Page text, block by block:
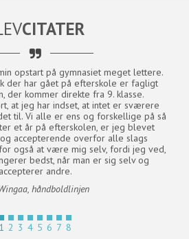
CITATER
opstart på gymnasiet meget lettere.
der har gået på efterskole er fagligt
der kommer direkte fra 9. klasse.
at jeg har indset, at intet er sværere
til. Vi alle er ens og forskellige på så
et år på efterskolen, er jeg blevet
accepterende overfor alle slags
også at være mig selv, fordi jeg ved,
bedst, når man er sig selv og
accepterer andre.
håndboldlinjen